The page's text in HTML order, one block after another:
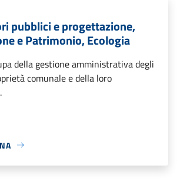
pubblici e progettazione,
e Patrimonio, Ecologia
della gestione amministrativa degli
comunale e della loro